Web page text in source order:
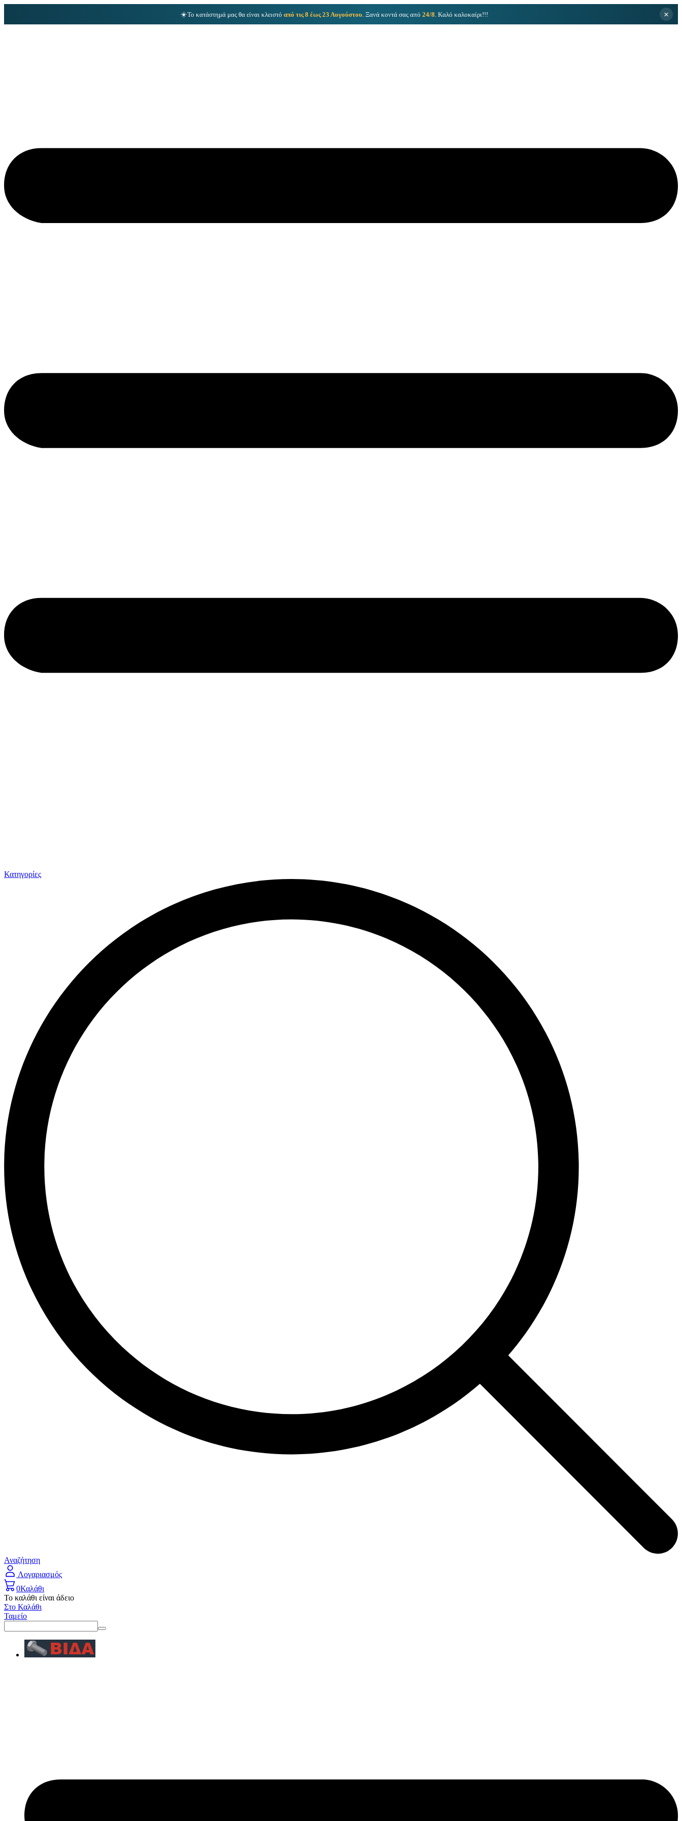
☀️Το κατάστημά μας θα είναι κλειστό από τις 8 έως 23 Αυγούστου. Ξανά κοντά σας από 24/8 . Καλό καλοκαίρι!!! ×
Κατηγορίες
Αναζήτηση
Λογαριασμός
0Καλάθι
Το καλάθι είναι άδειο
Στο Καλάθι
Ταμείο